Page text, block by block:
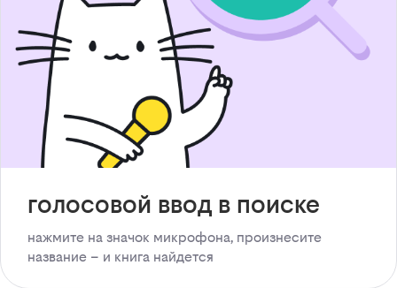
голосовой ввод в поиске
нажмите на значок микрофона, произнесите
название – и книга найдется